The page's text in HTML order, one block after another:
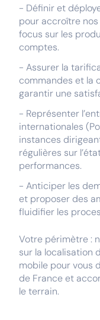
- Définir et
pour accroître
focus sur les
comptes.
- Assurer la
commandes et la
garantir une
- Représenter
internationales
instances
régulières sur
performances.
- Anticiper les
et proposer des
fluidifier les
Votre périmètre :
sur la localisation
mobile pour vous
de France et
le terrain.